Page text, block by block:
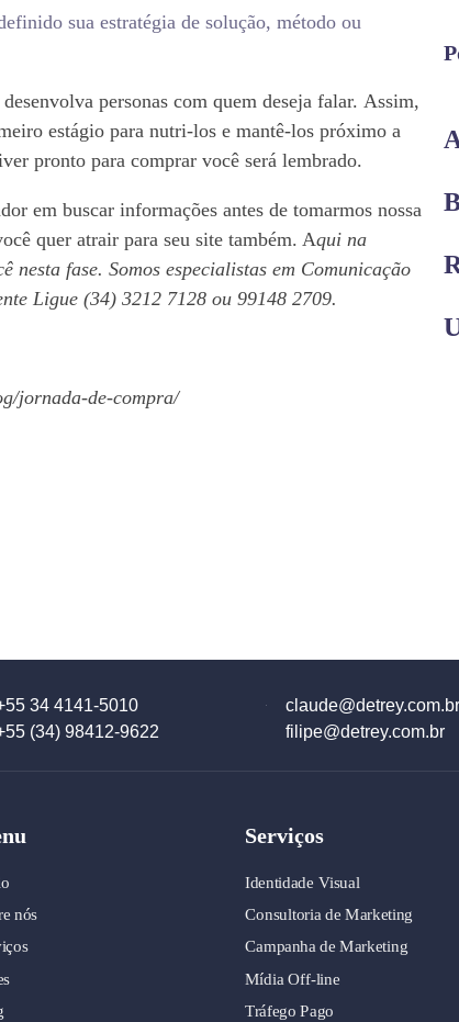
sua estratégia de solução, método ou
personas com quem deseja falar. Assim,
estágio para nutri-los e mantê-los próximo a
pronto para comprar você será lembrado.
em buscar informações antes de tomarmos nossa
quer atrair para seu site também. Aqui na
nesta fase. Somos especialistas em Comunicação
Ligue (34) 3212 7128 ou 99148 2709.
jornada-de-compra/
34 4141-5010
(34) 98412-9622
claude@detrey.com.br
filipe@detrey.com.br
nós
Serviços
Identidade Visual
Consultoria de Marketing
Campanha de Marketing
Mídia Off-line
Tráfego Pago